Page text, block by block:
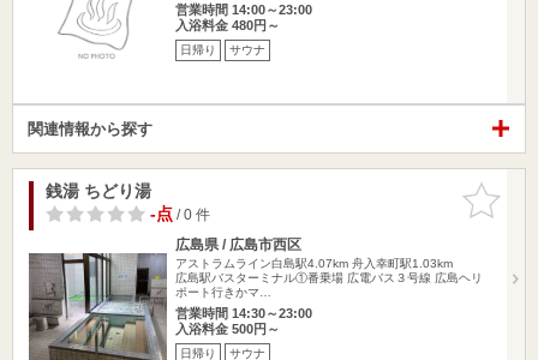
営業時間 14:00～23:00
入浴料金 480円～
日帰り サウナ
関連情報から探す
お気に入
りに追加
銭湯 ちどり湯
-点/ 0 件
広島県 / 広島市西区
アストラムライン白島駅4.07km 舟入幸町駅1.03km
広島駅バスターミナル①番乗場 広電バス３号線 広島ヘリ
ポート行きかマ…
営業時間 14:30～23:00
入浴料金 500円～
日帰り サウナ